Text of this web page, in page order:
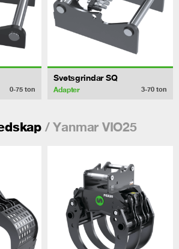
0-75 ton
Svetsgrindar SQ
Adapter 3-70 ton
/ Yanmar VIO25